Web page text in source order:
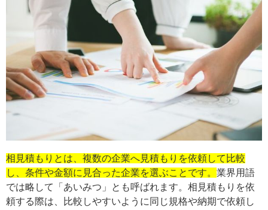
相見積もりとは、複数の企業へ見積もりを依頼して比較
し、条件や金額に見合った企業を選ぶことです。 業界用語
では略して「あいみつ」とも呼ばれます。 相見積もりを依
頼する際は、比較しやすいように同じ規格や納期で依頼し